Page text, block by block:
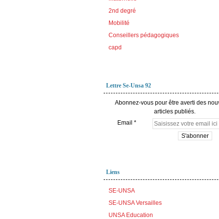
2nd degré
Mobilité
Conseillers pédagogiques
capd
Lettre Se-Unsa 92
Abonnez-vous pour être averti des
articles publiés.
Email
Liens
SE-UNSA
SE-UNSA Versailles
UNSA Education